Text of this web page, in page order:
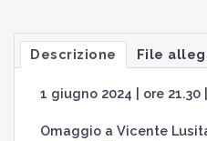
Descrizione File
1 giugno 2024 | ore
Omaggio a Vicente